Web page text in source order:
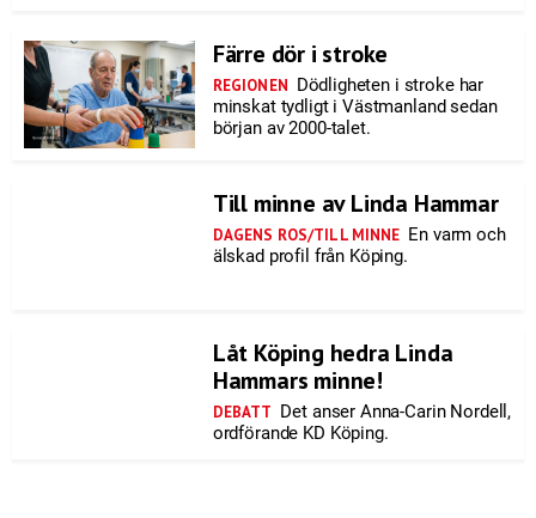
Färre dör i stroke
REGIONEN Dödligheten i stroke har
minskat tydligt i Västmanland sedan
början av 2000-talet.
Till minne av Linda Hammar
DAGENS ROS/TILL MINNE En varm och
älskad profil från Köping.
Låt Köping hedra Linda
Hammars minne!
DEBATT Det anser Anna-Carin Nordell,
ordförande KD Köping.